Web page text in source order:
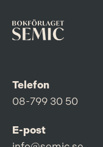
Telefon
08-799 30 50
E-post